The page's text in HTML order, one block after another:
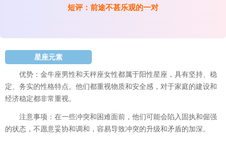
短评：前途不甚乐观的一对
星座元素
优势：金牛座男性和天秤座女性都属于阳性星座，具有坚持、稳
定、务实的性格特点。他们都重视物质和安全感，对于家庭的建设和
经济稳定都非常重视。
注意事项：在一些冲突和困难面前，他们可能会陷入固执和倔强
的状态，不愿意妥协和调和，容易导致冲突的升级和矛盾的加深。